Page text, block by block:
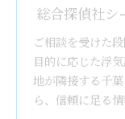
総合探偵社シ
ご相談を受けた
目的に応じた浮
地が隣接する千
ら、信頼に足る